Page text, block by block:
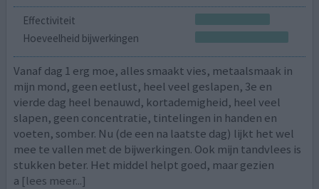
Effectiviteit
Hoeveelheid bijwerkingen
Vanaf dag 1 erg moe, alles smaakt vies, metaalsmaak in
mijn mond, geen eetlust, heel veel geslapen, 3e en
vierde dag heel benauwd, kortademigheid, heel veel
slapen, geen concentratie, tintelingen in handen en
voeten, somber. Nu (de een na laatste dag) lijkt het wel
mee te vallen met de bijwerkingen. Ook mijn tandvlees is
stukken beter. Het middel helpt goed, maar gezien
a [lees meer...]